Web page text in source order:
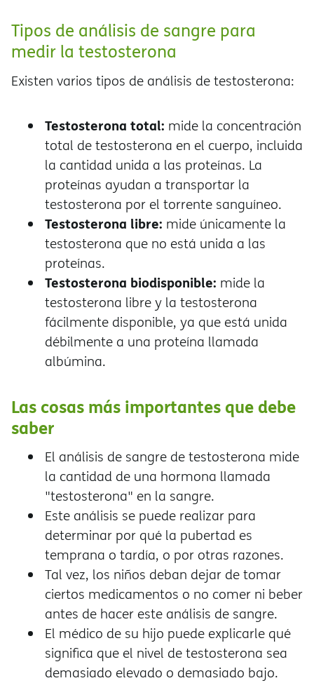
Tipos de análisis de sangre para
medir la testosterona
Existen varios tipos de análisis de testosterona:
Testosterona total: mide la concentración
total de testosterona en el cuerpo, incluida
la cantidad unida a las proteínas. La
proteínas ayudan a transportar la
testosterona por el torrente sanguíneo.
Testosterona libre: mide únicamente la
testosterona que no está unida a las
proteínas.
Testosterona biodisponible: mide la
testosterona libre y la testosterona
fácilmente disponible, ya que está unida
débilmente a una proteína llamada
albúmina.
Las cosas más importantes que debe
saber
El análisis de sangre de testosterona mide
la cantidad de una hormona llamada
"testosterona" en la sangre.
Este análisis se puede realizar para
determinar por qué la pubertad es
temprana o tardía, o por otras razones.
Tal vez, los niños deban dejar de tomar
ciertos medicamentos o no comer ni beber
antes de hacer este análisis de sangre.
El médico de su hijo puede explicarle qué
significa que el nivel de testosterona sea
demasiado elevado o demasiado bajo.